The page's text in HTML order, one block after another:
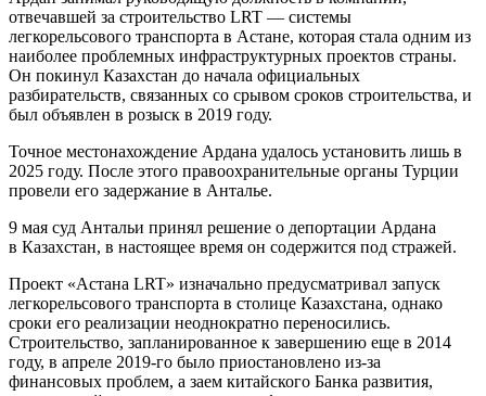
отвечавшей за строительство LRT — системы
легкорельсового транспорта в Астане, которая стала одним из
наиболее проблемных инфраструктурных проектов страны.
Он покинул Казахстан до начала официальных
разбирательств, связанных со срывом сроков строительства, и
был объявлен в розыск в 2019 году.
Точное местонахождение Ардана удалось установить лишь в
2025 году. После этого правоохранительные органы Турции
провели его задержание в Анталье.
9 мая суд Антальи принял решение о депортации Ардана
в Казахстан, в настоящее время он содержится под стражей.
Проект «Астана LRT» изначально предусматривал запуск
легкорельсового транспорта в столице Казахстана, однако
сроки его реализации неоднократно переносились.
Строительство, запланированное к завершению еще в 2014
году, в апреле 2019-го было приостановлено из-за
финансовых проблем, а заем китайского Банка развития,